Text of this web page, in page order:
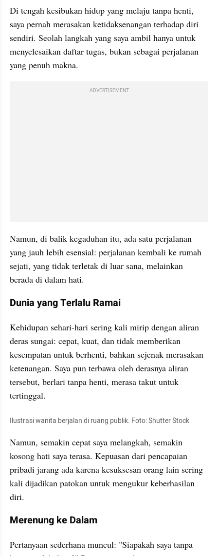
Di tengah kesibukan hidup yang melaju tanpa henti,
saya pernah merasakan ketidaksenangan terhadap diri
sendiri. Seolah langkah yang saya ambil hanya untuk
menyelesaikan daftar tugas, bukan sebagai perjalanan
yang penuh makna.
ADVERTISEMENT
Namun, di balik kegaduhan itu, ada satu perjalanan
yang jauh lebih esensial: perjalanan kembali ke rumah
sejati, yang tidak terletak di luar sana, melainkan
berada di dalam hati.
Dunia yang Terlalu Ramai
Kehidupan sehari-hari sering kali mirip dengan aliran
deras sungai: cepat, kuat, dan tidak memberikan
kesempatan untuk berhenti, bahkan sejenak merasakan
ketenangan. Saya pun terbawa oleh derasnya aliran
tersebut, berlari tanpa henti, merasa takut untuk
tertinggal.
Ilustrasi wanita berjalan di ruang publik. Foto: Shutter Stock
Namun, semakin cepat saya melangkah, semakin
kosong hati saya terasa. Kepuasan dari pencapaian
pribadi jarang ada karena kesuksesan orang lain sering
kali dijadikan patokan untuk mengukur keberhasilan
diri.
Merenung ke Dalam
Pertanyaan sederhana muncul: "Siapakah saya tanpa